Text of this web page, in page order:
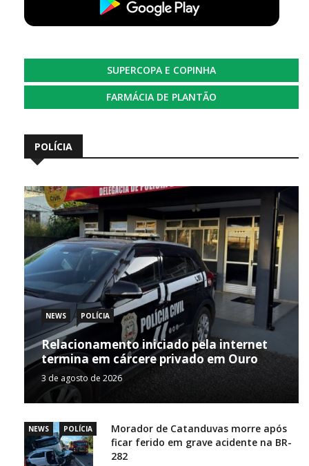
SUPERCOPA E COPINHA
FARMÁCIA DE PLANTÃO
POLÍCIA
NEWS POLÍCIA
Relacionamento iniciado pela internet
termina em cárcere privado em Ouro
3 de agosto de 2026
NEWS POLÍCIA
Morador de Catanduvas morre após
ficar ferido em grave acidente na BR-
282